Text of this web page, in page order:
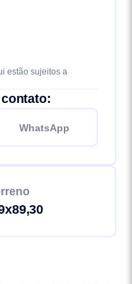
estão sujeitos a
WhatsApp